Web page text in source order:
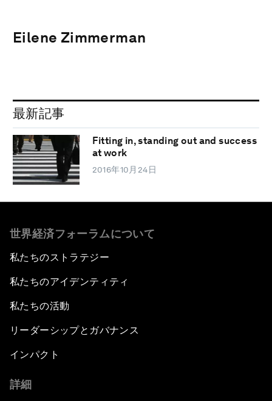
Eilene Zimmerman
最新記事
Fitting in, standing out and success
at work
2016年10月24日
世界経済フォーラムについて
私たちのストラテジー
私たちのアイデンティティ
私たちの活動
リーダーシップとガバナンス
インパクト
詳細